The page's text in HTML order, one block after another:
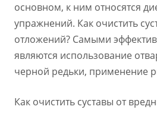
основном, к ним относятся
упражнений. Как очистить
отложений? Самыми
являются использование
черной редьки, применение
Как очистить суставы от